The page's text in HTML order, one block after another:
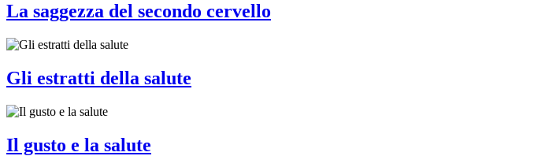
La saggezza del secondo cervello
Gli estratti della salute
Il gusto e la salute